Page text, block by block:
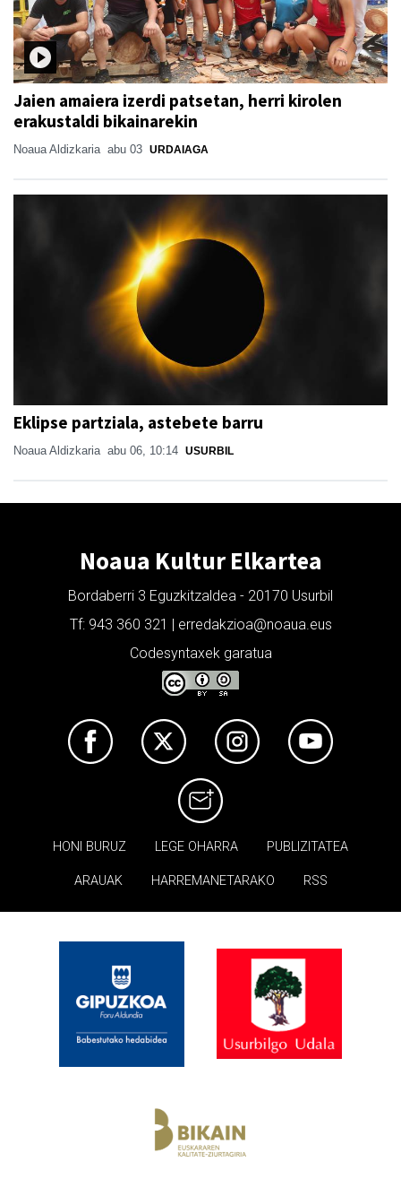
Jaien amaiera izerdi patsetan, herri kirolen
erakustaldi bikainarekin
Noaua Aldizkaria abu 03 URDAIAGA
Eklipse partziala, astebete barru
Noaua Aldizkaria abu 06, 10:14 USURBIL
Noaua Kultur Elkartea
Bordaberri 3 Eguzkitzaldea - 20170 Usurbil
Tf: 943 360 321 | erredakzioa@noaua.eus
Codesyntaxek garatua
HONI BURUZ LEGE OHARRA PUBLIZITATEA
ARAUAK HARREMANETARAKO RSS